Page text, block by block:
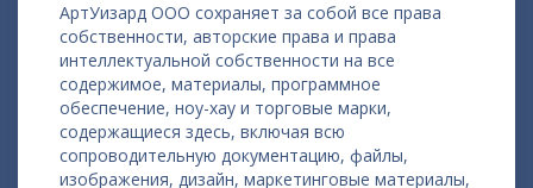
АртУизард ООО сохраняет за собой все права
собственности, авторские права и права
интеллектуальной собственности на все
содержимое, материалы, программное
обеспечение, ноу-хау и торговые марки,
содержащиеся здесь, включая всю
сопроводительную документацию, файлы,
изображения, дизайн, маркетинговые материалы,